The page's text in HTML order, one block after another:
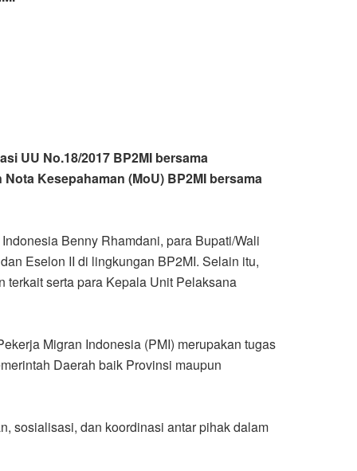
UU No.18/2017 BP2MI bersama
Kesepahaman (MoU) BP2MI bersama
Benny Rhamdani, para Bupati/Wali
Eselon II di lingkungan BP2MI. Selain itu,
terkait serta para Kepala Unit Pelaksana
Migran Indonesia (PMI) merupakan tugas
Daerah baik Provinsi maupun
sosialisasi, dan koordinasi antar pihak dalam